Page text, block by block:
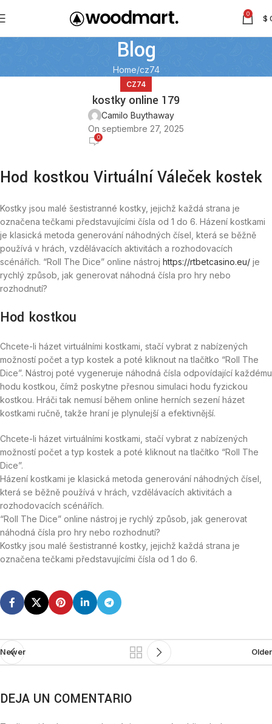
0 $
Blog
Home cz74
CZ74
kostky online 179
Camilo Buythaway
On septiembre 27, 2025
0
Hoď kostkou Virtuální Váleček kostek
Kostky jsou malé šestistranné kostky, jejichž každá strana je
označena tečkami představujícími čísla od 1 do 6. Házení kostkami
je klasická metoda generování náhodných čísel, která se běžně
používá v hrách, vzdělávacích aktivitách a rozhodovacích
scénářích. “Roll The Dice” online nástroj https://rtbetcasino.eu/ je
rychlý způsob, jak generovat náhodná čísla pro hry nebo
rozhodnutí?
Hoď kostkou
Chcete-li házet virtuálními kostkami, stačí vybrat z nabízených
možností počet a typ kostek a poté kliknout na tlačítko “Roll The
Dice”. Nástroj poté vygeneruje náhodná čísla odpovídající každému
hodu kostkou, čímž poskytne přesnou simulaci hodu fyzickou
kostkou. Hráči tak nemusí během online herních sezení házet
kostkami ručně, takže hraní je plynulejší a efektivnější.
Chcete-li házet virtuálními kostkami, stačí vybrat z nabízených
možností počet a typ kostek a poté kliknout na tlačítko “Roll The
Dice”.
Házení kostkami je klasická metoda generování náhodných čísel,
která se běžně používá v hrách, vzdělávacích aktivitách a
rozhodovacích scénářích.
“Roll The Dice” online nástroj je rychlý způsob, jak generovat
náhodná čísla pro hry nebo rozhodnutí?
Kostky jsou malé šestistranné kostky, jejichž každá strana je
označena tečkami představujícími čísla od 1 do 6.
Newer Older
DEJA UN COMENTARIO